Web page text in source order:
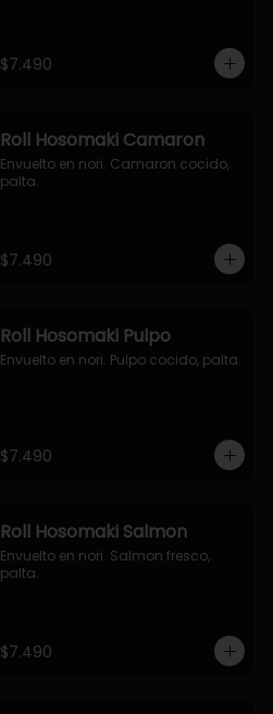
$7.490
Roll Hosomaki Camaron
Envuelto en nori. Camaron cocido,
palta.
$7.490
Roll Hosomaki Pulpo
Envuelto en nori. Pulpo cocido, palta.
$7.490
Roll Hosomaki Salmon
Envuelto en nori. Salmon fresco,
palta.
$7.490